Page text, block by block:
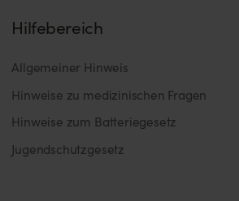
Hilfebereich
Allgemeiner Hinweis
Hinweise zu medizinischen Fragen
Hinweise zum Batteriegesetz
Jugendschutzgesetz